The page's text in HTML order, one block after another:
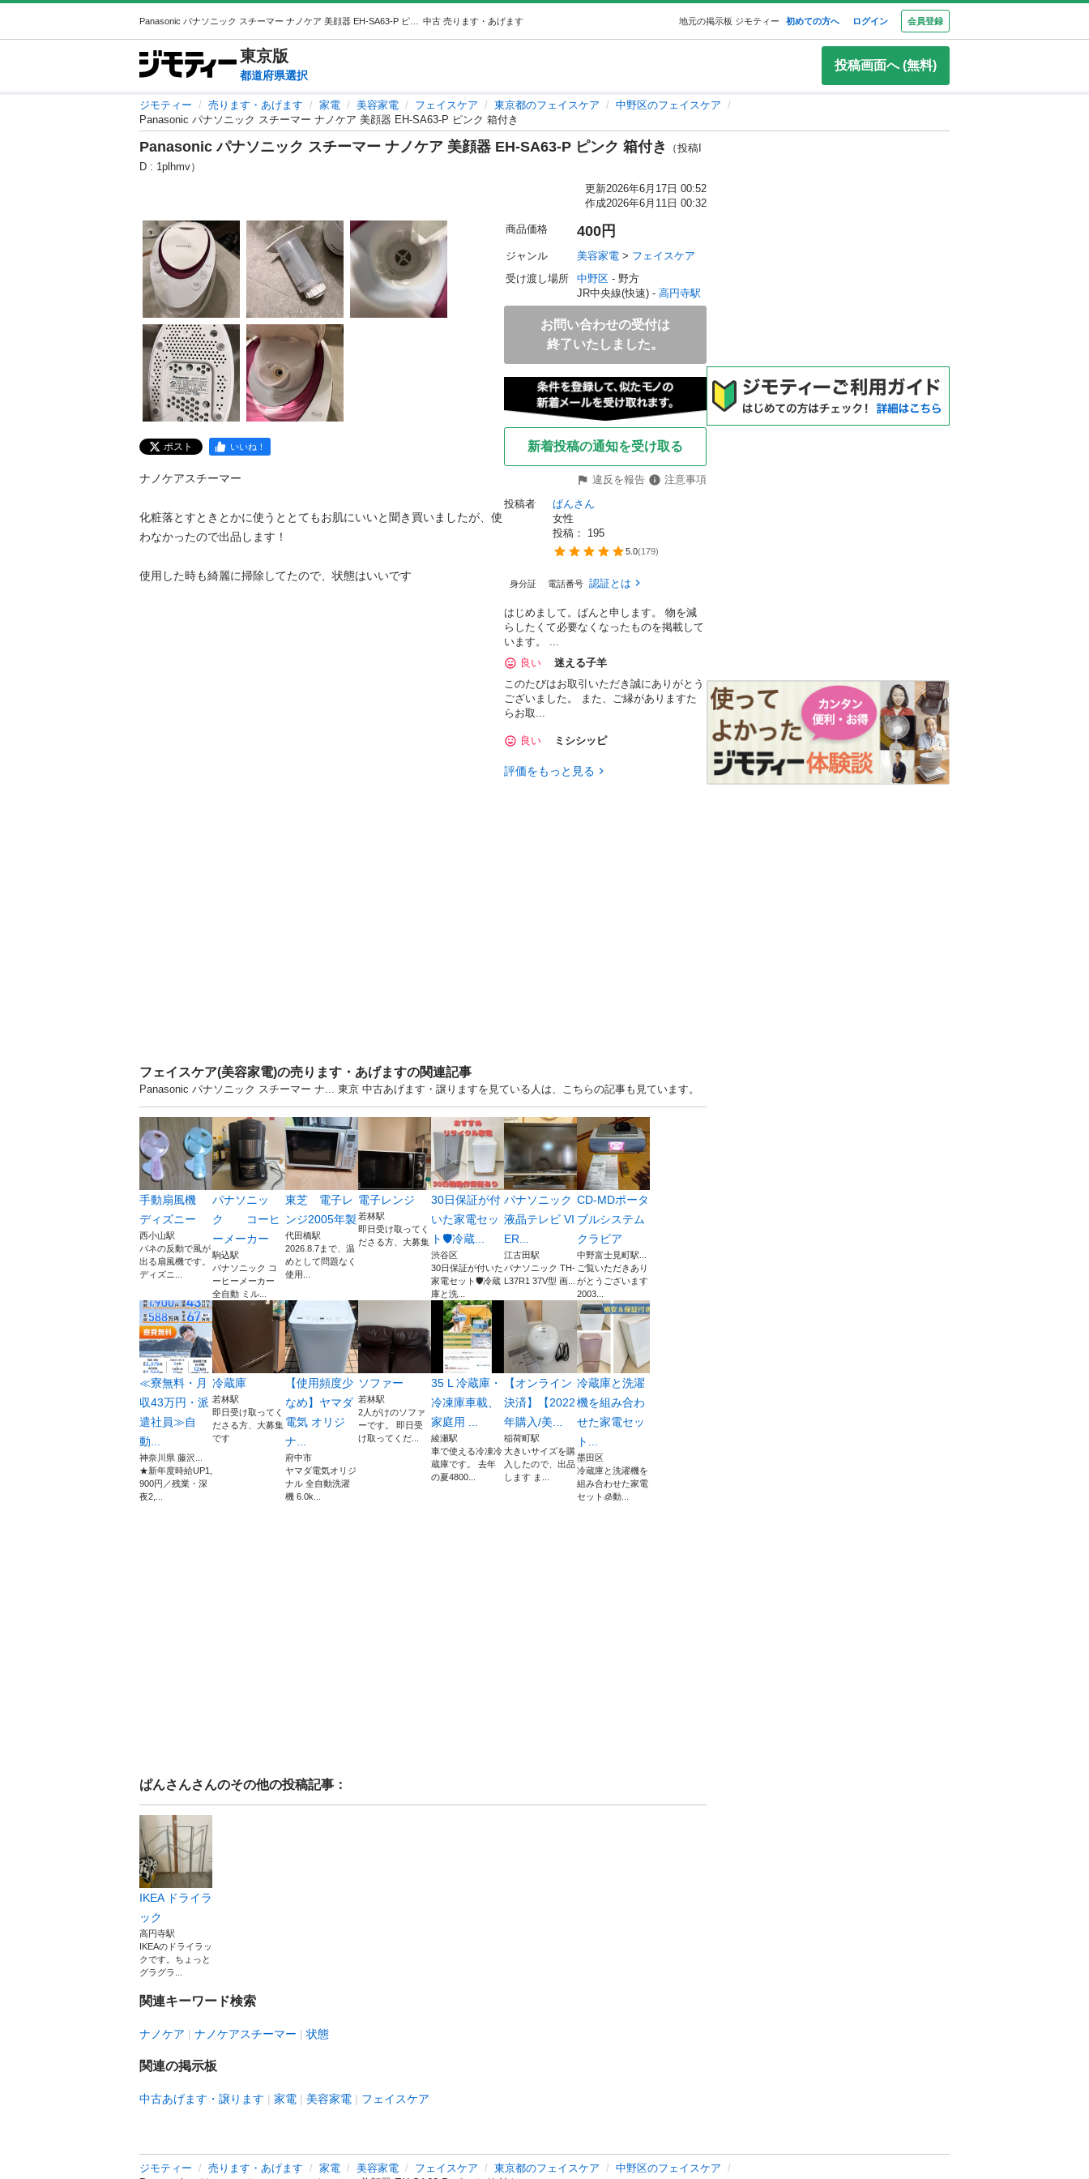
中古 売ります・あげます 地元の掲示板 ジモティー 初めての方へ ログイン 会員登録
東京版
都道府県選択
投稿画面へ (無料)
ジモティー 売ります・あげます 家電 美容家電 フェイスケア 東京都のフェイスケア
中野区のフェイスケア
Panasonic パナソニック スチーマー ナノケア 美顔器 EH-SA63-P ピンク 箱付き
Panasonic パナソニック スチーマー ナノケア 美顔器 EH-SA63-P ピンク 箱付き
（投稿I
D : 1plhmv）
更新2026年6月17日 00:52
作成2026年6月11日 00:32
ポスト いいね！
ナノケアスチーマー
化粧落とすときとかに使うととてもお肌にいいと聞き買いましたが、使
わなかったので出品します！
使用した時も綺麗に掃除してたので、状態はいいです
商品価格 400円
ジャンル 美容家電 > フェイスケア
受け渡し場所
中野区 - 野方
JR中央線(快速) - 高円寺駅
お問い合わせの受付は
終了いたしました。
新着投稿の通知を受け取る
違反を報告
注意事項
投稿者
ぱんさん
女性
投稿： 195
5.0(179)
身分証 電話番号 認証とは
はじめまして。ぱんと申します。 物を減
らしたくて必要なくなったものを掲載して
います。 ...
良い
迷える子羊
このたびはお取引いただき誠にありがとう
ございました。 また、ご縁がありますた
らお取...
良い ミシシッピ
評価をもっと見る
フェイスケア(美容家電)の売ります・あげますの関連記事
Panasonic パナソニック スチーマー ナ... 東京 中古あげます・譲りますを見ている人は、こちらの記事も見ています。
手動扇風機
ディズニー
西小山駅
バネの反動で風が
出る扇風機です。
ディズニ...
パナソニッ
ク コーヒ
ーメーカー
駒込駅
パナソニック コ
ーヒーメーカー
全自動 ミル...
東芝 電子レ
ンジ2005年製
代田橋駅
2026.8.7まで、温
めとして問題なく
使用...
電子レンジ
若林駅
即日受け取ってく
ださる方、大募集
30日保証が付
いた家電セッ
ト🛡️冷蔵...
渋谷区
30日保証が付いた
家電セット🛡️冷蔵
庫と洗...
パナソニック
液晶テレビ VI
ER...
江古田駅
パナソニック TH-
L37R1 37V型 画...
CD-MDポータ
ブルシステム
クラビア
中野富士見町駅...
ご覧いただきあり
がとうございます
2003...
≪寮無料・月
収43万円・派
遣社員≫自
動...
神奈川県 藤沢...
★新年度時給UP1,
900円／残業・深
夜2,...
冷蔵庫
若林駅
即日受け取ってく
ださる方、大募集
です
【使用頻度少
なめ】ヤマダ
電気 オリジ
ナ...
府中市
ヤマダ電気オリジ
ナル 全自動洗濯
機 6.0k...
ソファー
若林駅
2人がけのソファ
ーです。 即日受
け取ってくだ...
35 L 冷蔵庫・
冷凍庫車載、
家庭用 ...
綾瀬駅
車で使える冷凍冷
蔵庫です。 去年
の夏4800...
【オンライン
決済】【2022
年購入/美...
稲荷町駅
大きいサイズを購
入したので、出品
します ま...
冷蔵庫と洗濯
機を組み合わ
せた家電セッ
ト...
墨田区
冷蔵庫と洗濯機を
組み合わせた家電
セット🧊動...
ぱんさんさんのその他の投稿記事：
IKEA ドライラ
ック
高円寺駅
IKEAのドライラッ
クです。ちょっと
グラグラ...
関連キーワード検索
ナノケア ナノケアスチーマー 状態
関連の掲示板
中古あげます・譲ります 家電 美容家電 フェイスケア
ジモティー 売ります・あげます 家電 美容家電 フェイスケア 東京都のフェイスケア
中野区のフェイスケア